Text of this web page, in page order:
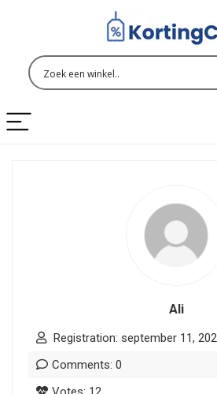
Ali
Registration: september 11,
Comments: 0